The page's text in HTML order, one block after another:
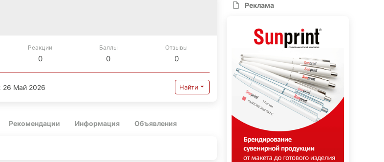
Реакции
0
Баллы
0
Отзывы
0
26 Май 2026 Найти
Рекомендации Информация Объявления
Реклама